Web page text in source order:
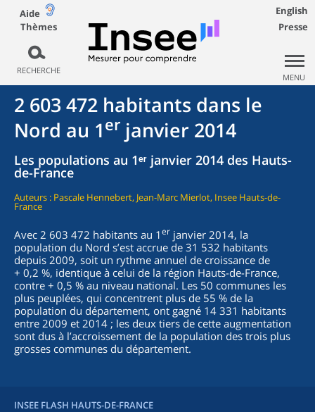
Aide
Thèmes
RECHERCHE
English
Presse
MENU
2 603 472 habitants dans le
Nord au 1er janvier 2014
Les populations au 1ᵉʳ janvier 2014 des Hauts-
de-France
Auteurs : Pascale Hennebert, Jean-Marc Mierlot, Insee Hauts-de-
France
Avec 2 603 472 habitants au 1er janvier 2014, la
population du Nord s’est accrue de 31 532 habitants
depuis 2009, soit un rythme annuel de croissance de
+ 0,2 %, identique à celui de la région Hauts-de-France,
contre + 0,5 % au niveau national. Les 50 communes les
plus peuplées, qui concentrent plus de 55 % de la
population du département, ont gagné 14 331 habitants
entre 2009 et 2014 ; les deux tiers de cette augmentation
sont dus à l’accroissement de la population des trois plus
grosses communes du département.
INSEE FLASH HAUTS-DE-FRANCE